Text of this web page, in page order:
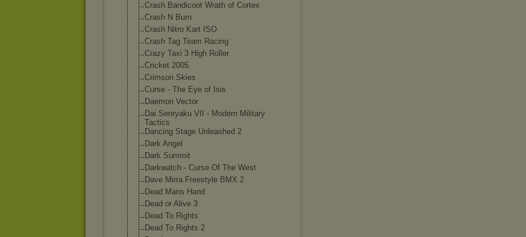
Crash Bandicoot Wrath of Cortex
Crash N Burn
Crash Nitro Kart ISO
Crash Tag Team Racing
Crazy Taxi 3 High Roller
Cricket 2005
Crimson Skies
Curse - The Eye of Isis
Daemon Vector
Dai Senryaku VII - Modern Military
Tactics
Dancing Stage Unleashed 2
Dark Angel
Dark Summit
Darkwatch - Curse Of The West
Dave Mirra Freestyle BMX 2
Dead Mans Hand
Dead or Alive 3
Dead To Rights
Dead To Rights 2